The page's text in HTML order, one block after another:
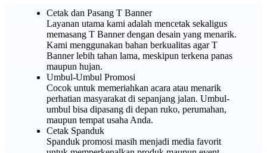
Cetak dan Pasang T Banner
Layanan utama kami adalah mencetak sekaligus
memasang T Banner dengan desain yang menarik.
Kami menggunakan bahan berkualitas agar T
Banner lebih tahan lama, meskipun terkena panas
maupun hujan.
Umbul-Umbul Promosi
Cocok untuk memeriahkan acara atau menarik
perhatian masyarakat di sepanjang jalan. Umbul-
umbul bisa dipasang di depan ruko, perumahan,
maupun tempat usaha Anda.
Cetak Spanduk
Spanduk promosi masih menjadi media favorit